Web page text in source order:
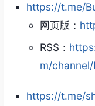
https://t.me/
网页版：
RSS：
m/channel/
https://t.me/